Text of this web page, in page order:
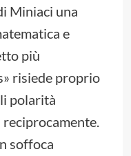
Miniaci una
e
più
risiede proprio
polarità
soffoca